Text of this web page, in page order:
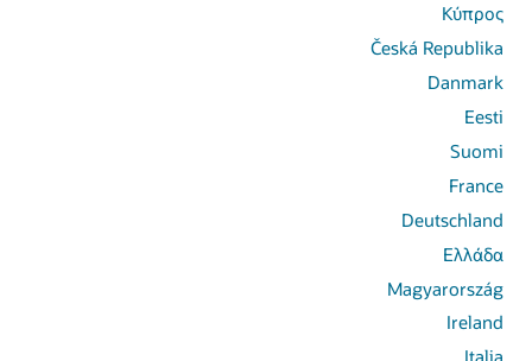
Κύπρος
Česká Republika
Danmark
Eesti
Suomi
France
Deutschland
Ελλάδα
Magyarország
Ireland